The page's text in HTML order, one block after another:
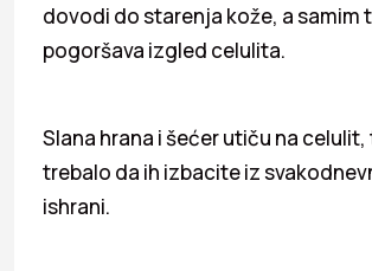
dovodi do starenja kože, a samim
pogoršava izgled celulita.
Slana hrana i šećer utiču na celulit,
trebalo da ih izbacite iz
ishrani.